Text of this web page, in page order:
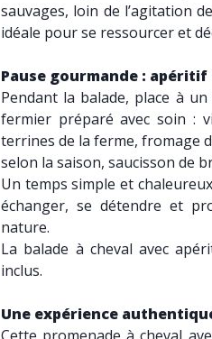
sauvages, loin de l’agitation
idéale pour se ressourcer et
Pause gourmande :
Pendant la balade, place à
fermier préparé avec soin :
terrines de la ferme, fromage
selon la saison, saucisson de
Un temps simple et
échanger, se détendre et
nature.
La balade à cheval avec
inclus.
Une expérience